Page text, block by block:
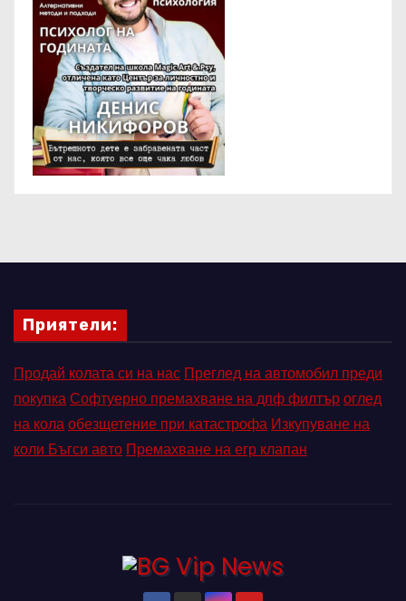
Приятели:
Продай колата си на нас Преглед на автомобил преди
покупкаСофтуерно премахване на дпф филтъроглед
на колаобезщетение при катастрофа Изкупуване на
коли Бъгси авто Премахване на егр клапан